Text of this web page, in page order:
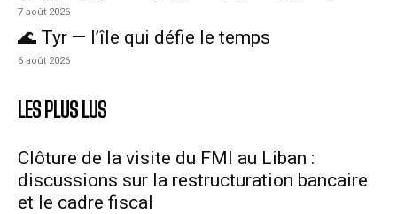
7 août 2026
🌊 Tyr — l’île qui défie le temps
6 août 2026
LES PLUS LUS
Clôture de la visite du FMI au Liban :
discussions sur la restructuration bancaire
et le cadre fiscal